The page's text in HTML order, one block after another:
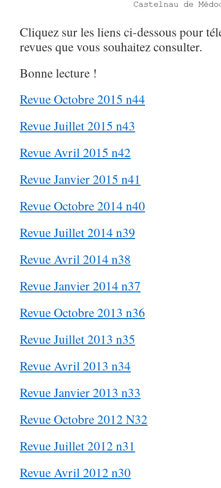
Cliquez sur les liens ci-dessous pour
revues que vous souhaitez consulter.
Bonne lecture !
Revue Octobre 2015 n44
Revue Juillet 2015 n43
Revue Avril 2015 n42
Revue Janvier 2015 n41
Revue Octobre 2014 n40
Revue Juillet 2014 n39
Revue Avril 2014 n38
Revue Janvier 2014 n37
Revue Octobre 2013 n36
Revue Juillet 2013 n35
Revue Avril 2013 n34
Revue Janvier 2013 n33
Revue Octobre 2012 N32
Revue Juillet 2012 n31
Revue Avril 2012 n30